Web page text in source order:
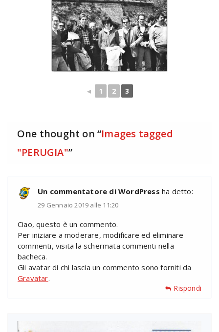
◄ 1 2 3
One thought on “Images tagged
"PERUGIA"”
Un commentatore di WordPress ha detto:
29 Gennaio 2019 alle 11:20
Ciao, questo è un commento.
Per iniziare a moderare, modificare ed eliminare
commenti, visita la schermata commenti nella
bacheca.
Gli avatar di chi lascia un commento sono forniti da
Gravatar.
Rispondi